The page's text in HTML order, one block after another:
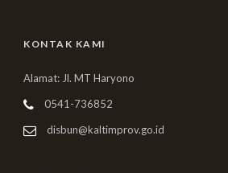
KONTAK KAMI
Alamat: Jl. MT Haryono
0541-736852
disbun@kaltimprov.go.id